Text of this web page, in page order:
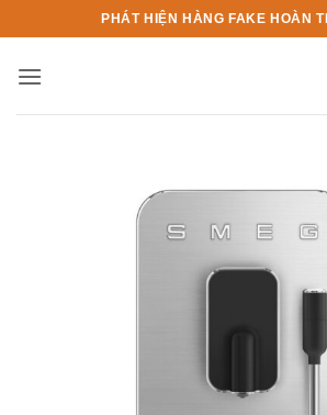
qua
nội
PHÁT HIỆN HÀNG FAKE HOÀN